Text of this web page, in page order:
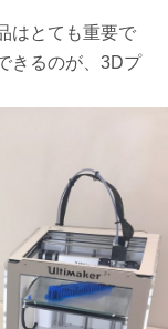
はとても重要で
きるのが、3Dプ